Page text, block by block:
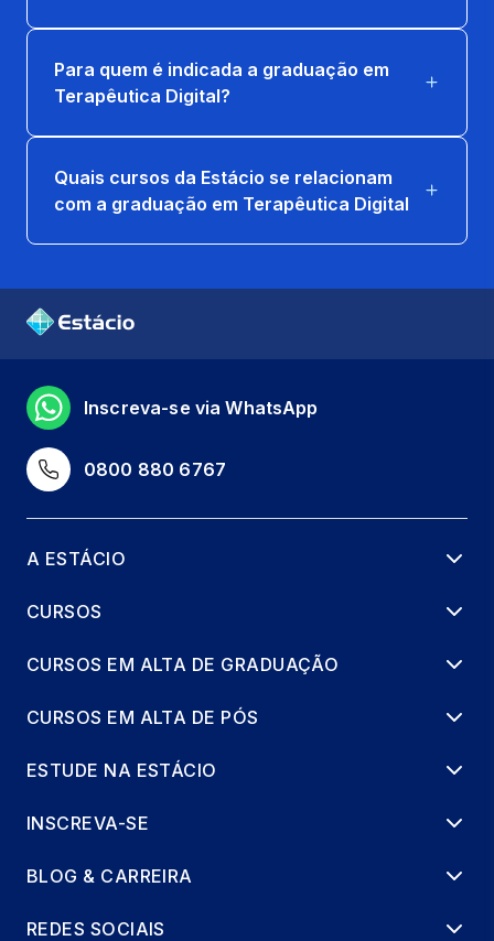
METODOS DE AVALIACAO, INDICADORES
E DESFECHOS EM BEM-ESTAR
PLANEJAMENTO DE PROGRAMAS DE
APOIO PSICOSSOCIAL
66 horas
ENGAJAMENTO DIGITAL
DESIGN DE JORNADAS DE APOIO
66 horas
EXTENSAO - PROJECT LAB I (PROGRAMA
PILOTO DE APOIO DIGITAL)
TRIAGEM ORIENTADA POR CRITERIOS
8 horas
Para quem é indicada a graduação em
Terapêutica Digital?
Quais cursos da Estácio se relacionam
com a graduação em Terapêutica Digital
0800 880 6767
Inscreva-se via WhatsApp
A ESTÁCIO
CURSOS
CURSOS EM ALTA DE GRADUAÇÃO
CURSOS EM ALTA DE PÓS
ESTUDE NA ESTÁCIO
INSCREVA-SE
BLOG & CARREIRA
REDES SOCIAIS